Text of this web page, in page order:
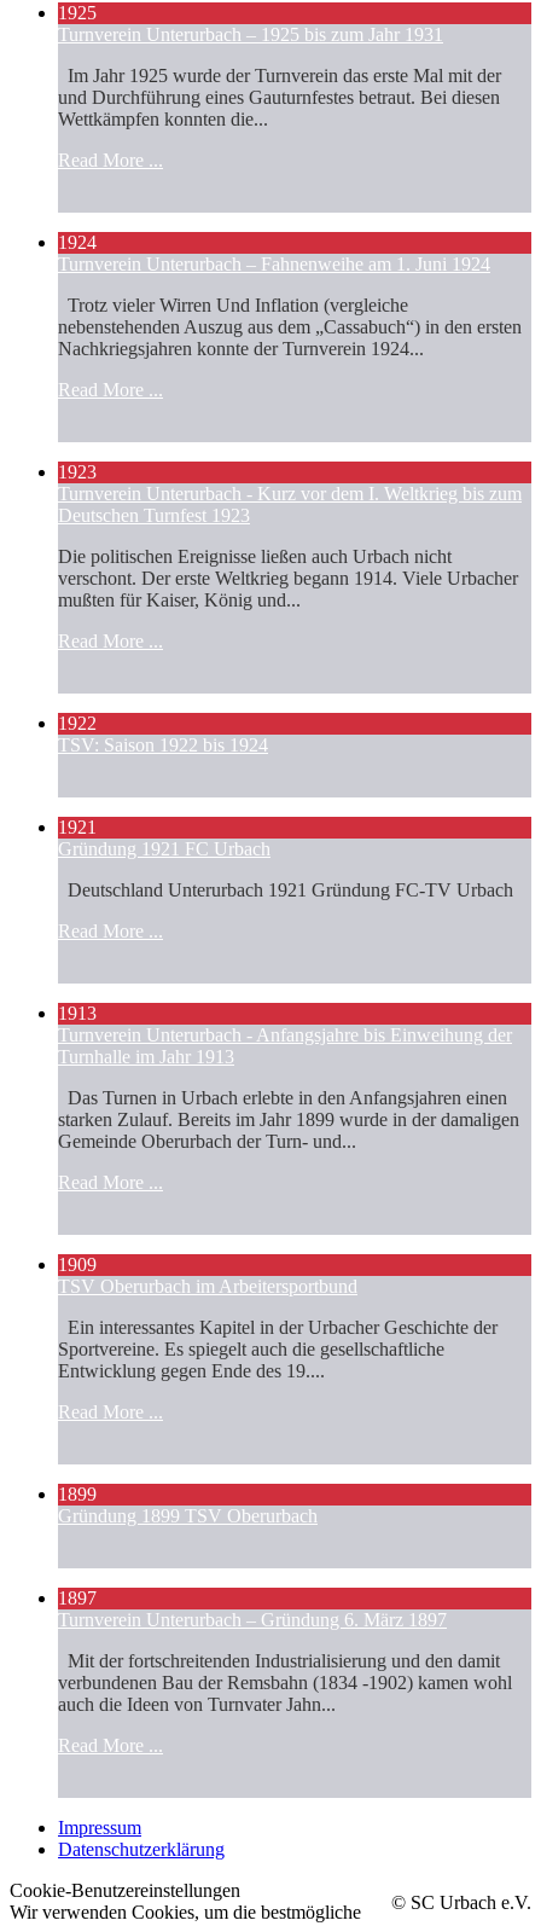
1925
Turnverein Unterurbach – 1925 bis zum Jahr 1931
Im Jahr 1925 wurde der Turnverein das erste Mal mit der
und Durchführung eines Gauturnfestes betraut. Bei diesen
Wettkämpfen konnten die...
Read More ...
1924
Turnverein Unterurbach – Fahnenweihe am 1. Juni 1924
Trotz vieler Wirren Und Inflation (vergleiche
nebenstehenden Auszug aus dem „Cassabuch“) in den ersten
Nachkriegsjahren konnte der Turnverein 1924...
Read More ...
1923
Turnverein Unterurbach - Kurz vor dem I. Weltkrieg bis zum
Deutschen Turnfest 1923
Die politischen Ereignisse ließen auch Urbach nicht
verschont. Der erste Weltkrieg begann 1914. Viele Urbacher
mußten für Kaiser, König und...
Read More ...
1922
TSV: Saison 1922 bis 1924
1921
Gründung 1921 FC Urbach
Deutschland Unterurbach 1921 Gründung FC-TV Urbach
Read More ...
1913
Turnverein Unterurbach - Anfangsjahre bis Einweihung der
Turnhalle im Jahr 1913
Das Turnen in Urbach erlebte in den Anfangsjahren einen
starken Zulauf. Bereits im Jahr 1899 wurde in der damaligen
Gemeinde Oberurbach der Turn- und...
Read More ...
1909
TSV Oberurbach im Arbeitersportbund
Ein interessantes Kapitel in der Urbacher Geschichte der
Sportvereine. Es spiegelt auch die gesellschaftliche
Entwicklung gegen Ende des 19....
Read More ...
1899
Gründung 1899 TSV Oberurbach
1897
Turnverein Unterurbach – Gründung 6. März 1897
Mit der fortschreitenden Industrialisierung und den damit
verbundenen Bau der Remsbahn (1834 -1902) kamen wohl
auch die Ideen von Turnvater Jahn...
Read More ...
Impressum
Datenschutzerklärung
© SC Urbach e.V.
Cookie-Benutzereinstellungen
Wir verwenden Cookies, um die bestmögliche